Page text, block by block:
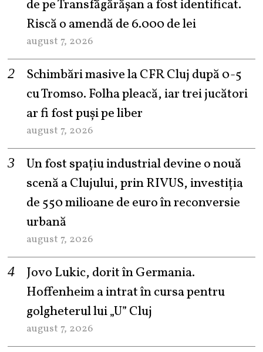
de pe Transfăgărășan a fost identificat.
Riscă o amendă de 6.000 de lei
august 7, 2026
Schimbări masive la CFR Cluj după 0-5
cu Tromso. Folha pleacă, iar trei jucători
ar fi fost puși pe liber
august 7, 2026
Un fost spațiu industrial devine o nouă
scenă a Clujului, prin RIVUS, investiția
de 550 milioane de euro în reconversie
urbană
august 7, 2026
Jovo Lukic, dorit în Germania.
Hoffenheim a intrat în cursa pentru
golgheterul lui „U” Cluj
august 7, 2026